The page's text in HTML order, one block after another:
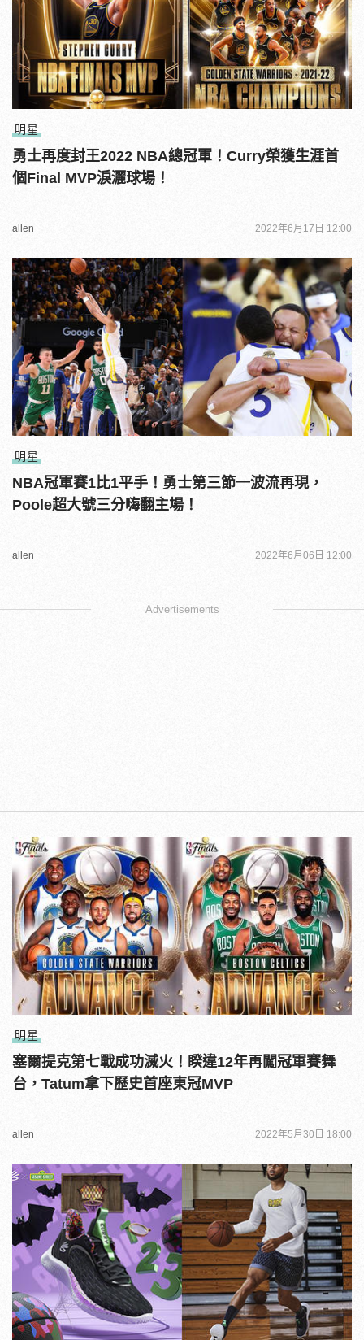
明星
勇士再度封王2022 NBA總冠軍！Curry榮獲生涯首
個Final MVP淚灑球場！
allen 2022年6月17日 12:00
明星
NBA冠軍賽1比1平手！勇士第三節一波流再現，
Poole超大號三分嗨翻主場！
allen 2022年6月06日 12:00
Advertisements
明星
塞爾提克第七戰成功滅火！睽違12年再闖冠軍賽舞
台，Tatum拿下歷史首座東冠MVP
allen 2022年5月30日 18:00